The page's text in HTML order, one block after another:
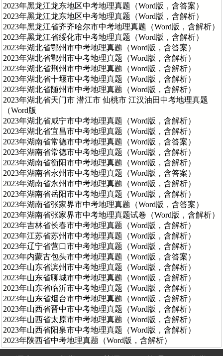
2023年黑龙江龙东地区中考地理真题（Word版，含答案）
2023年黑龙江龙东地区中考地理真题（Word版，含解析）
2023年黑龙江省齐齐哈尔市中考地理真题（Word版，含解析）
2023年黑龙江省绥化市中考地理真题（Word版，含解析）
2023年湖北省鄂州市中考地理真题（Word版，含答案）
2023年湖北省鄂州市中考地理真题（Word版，含解析）
2023年湖北省荆州市中考地理真题（Word版，含解析）
2023年湖北省十堰市中考地理真题（Word版，含解析）
2023年湖北省随州市中考地理真题（Word版，含解析）
2023年湖北省天门市 潜江市 仙桃市 江汉油田中考地理真题
（Word版
2023年湖北省咸宁市中考地理真题（Word版，含解析）
2023年湖北省宜昌市中考地理真题（Word版，含解析）
2023年湖南省常德市中考地理真题（Word版，含答案）
2023年湖南省常德市中考地理真题（Word版，含解析）
2023年湖南省衡阳市中考地理真题（Word版，含解析）
2023年湖南省永州市中考地理真题（Word版，含答案）
2023年湖南省永州市中考地理真题（Word版，含解析）
2023年湖南省岳阳市中考地理真题（Word版，含解析）
2023年湖南省张家界市中考地理真题（Word版，含答案）
2023年湖南省张家界市中考地理真题试卷（Word版，含解析）
2023年吉林省长春市中考地理真题（Word版，含解析）
2023年江苏省苏州市中考地理真题（Word版，含解析）
2023年辽宁省营口市中考地理真题（Word版，含解析）
2023年内蒙古包头市中考地理真题（Word版，含答案）
2023年山东省滨州市中考地理真题（Word版，含解析）
2023年山东省聊城市中考地理真题（Word版，含解析）
2023年山东省临沂市中考地理真题（Word版，含解析）
2023年山东省烟台市中考地理真题（Word版，含解析）
2023年山西省晋中市中考地理真题（Word版，含解析）
2023年山西省太原市中考地理真题（Word版，含解析）
2023年山西省阳泉市中考地理真题（Word版，含解析）
2023年陕西省中考地理真题（Word版，含解析）